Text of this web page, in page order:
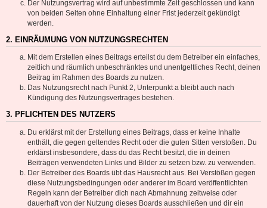
Der Nutzungsvertrag wird auf unbestimmte Zeit geschlossen und kann
von beiden Seiten ohne Einhaltung einer Frist jederzeit gekündigt
werden.
2. EINRÄUMUNG VON NUTZUNGSRECHTEN
Mit dem Erstellen eines Beitrags erteilst du dem Betreiber ein einfaches,
zeitlich und räumlich unbeschränktes und unentgeltliches Recht, deinen
Beitrag im Rahmen des Boards zu nutzen.
Das Nutzungsrecht nach Punkt 2, Unterpunkt a bleibt auch nach
Kündigung des Nutzungsvertrages bestehen.
3. PFLICHTEN DES NUTZERS
Du erklärst mit der Erstellung eines Beitrags, dass er keine Inhalte
enthält, die gegen geltendes Recht oder die guten Sitten verstoßen. Du
erklärst insbesondere, dass du das Recht besitzt, die in deinen
Beiträgen verwendeten Links und Bilder zu setzen bzw. zu verwenden.
Der Betreiber des Boards übt das Hausrecht aus. Bei Verstößen gegen
diese Nutzungsbedingungen oder anderer im Board veröffentlichten
Regeln kann der Betreiber dich nach Abmahnung zeitweise oder
dauerhaft von der Nutzung dieses Boards ausschließen und dir ein